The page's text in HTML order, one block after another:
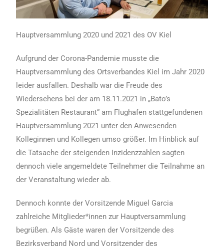
Hauptversammlung 2020 und 2021 des OV Kiel
Aufgrund der Corona-Pandemie musste die
Hauptversammlung des Ortsverbandes Kiel im Jahr 2020
leider ausfallen. Deshalb war die Freude des
Wiedersehens bei der am 18.11.2021 in „Bato’s
Spezialitäten Restaurant“ am Flughafen stattgefundenen
Hauptversammlung 2021 unter den Anwesenden
Kolleginnen und Kollegen umso größer. Im Hinblick auf
die Tatsache der steigenden Inzidenzzahlen sagten
dennoch viele angemeldete Teilnehmer die Teilnahme an
der Veranstaltung wieder ab.
Dennoch konnte der Vorsitzende Miguel Garcia
zahlreiche Mitglieder*innen zur Hauptversammlung
begrüßen. Als Gäste waren der Vorsitzende des
Bezirksverband Nord und Vorsitzender des